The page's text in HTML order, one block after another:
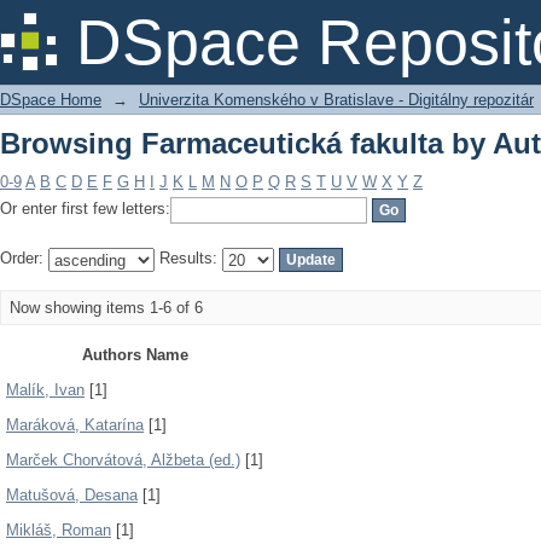
DSpace
Browsing Farmaceutická fakulta by
DSpace Home → Univerzita Komenského v Bratislave - Digitálny repozitár
Browsing Farmaceutická fakulta by
0-9 A B C D E F G H J K L M N O P Q R S T U V W X Y Z
Or enter first few letters:
Order: Results:
Now showing items 1-6 of 6
Authors Name
Malík, Ivan [1]
Maráková, Katarína[1]
Marček Chorvátová, Alžbeta (ed.) [1]
Matušová, Desana[1]
Mikláš, Roman [1]